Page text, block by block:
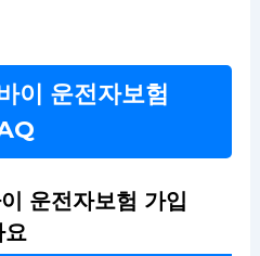
이 운전자보험
운전자보험 가입
요